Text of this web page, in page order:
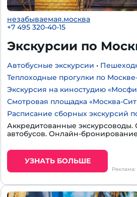
незабываемая.москва
+7 495 320-40-15
Экскурсии по
Автобусные экскурсии •
Теплоходные прогулки по
Экскурсия на киностудию
Смотровая площадка «Москва-
Расписание сборных экскурсий
Аккредитованные
автобусов. Онлайн-
УЗНАТЬ БОЛЬШЕ